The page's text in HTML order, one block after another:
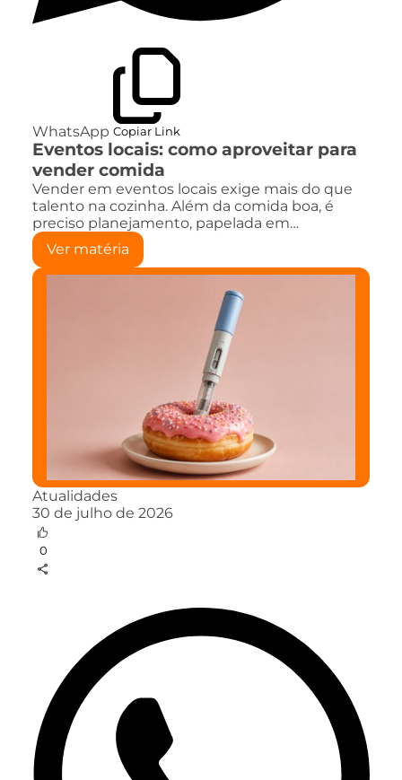
WhatsApp Copiar Link
Eventos locais: como aproveitar para
vender comida
Vender em eventos locais exige mais do que
talento na cozinha. Além da comida boa, é
preciso planejamento, papelada em…
Ver matéria
Atualidades
30 de julho de 2026
0